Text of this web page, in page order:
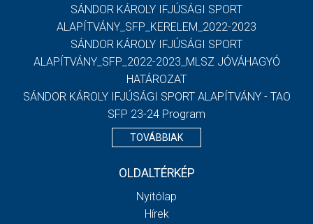
SÁNDOR KÁROLY IFJÚSÁGI SPORT
ALAPÍTVÁNY_SFP_KERELEM_2022-2023
SÁNDOR KÁROLY IFJÚSÁGI SPORT
ALAPÍTVÁNY_SFP_2022-2023_MLSZ JÓVÁHAGYÓ
HATÁROZAT
SÁNDOR KÁROLY IFJÚSÁGI SPORT ALAPÍTVÁNY - TAO
SFP 23-24 Program
TOVÁBBIAK
OLDALTÉRKÉP
Nyitólap
Hírek